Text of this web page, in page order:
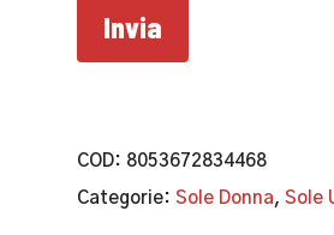
COD: 8053672834468
Categorie: Sole Donna, Sole